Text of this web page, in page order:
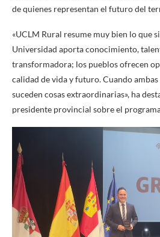
de quienes representan el futuro del
«UCLM Rural resume muy bien lo que
Universidad aporta conocimiento,
transformadora; los pueblos ofrecen
calidad de vida y futuro. Cuando ambas
suceden cosas extraordinarias», ha
presidente provincial sobre el